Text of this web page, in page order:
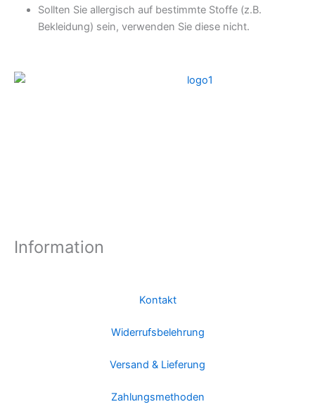
Sollten Sie allergisch auf bestimmte Stoffe (z.B.
Bekleidung) sein, verwenden Sie diese nicht.
Information
Kontakt
Widerrufsbelehrung
Versand & Lieferung
Zahlungsmethoden